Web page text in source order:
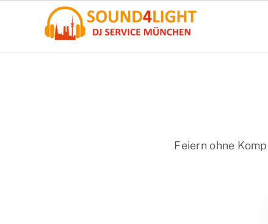
Feiern ohne